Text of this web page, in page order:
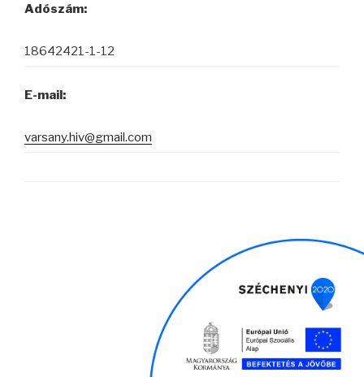
Adószám:
18642421-1-12
E-mail:
varsany.hiv@gmail.com